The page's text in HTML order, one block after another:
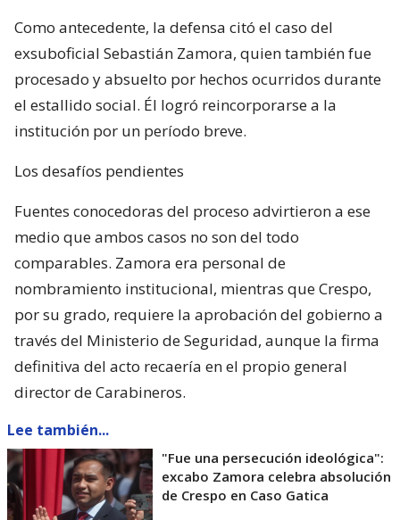
Como antecedente, la defensa citó el caso del
exsuboficial Sebastián Zamora, quien también fue
procesado y absuelto por hechos ocurridos durante
el estallido social. Él logró reincorporarse a la
institución por un período breve.
Los desafíos pendientes
Fuentes conocedoras del proceso advirtieron a ese
medio que ambos casos no son del todo
comparables. Zamora era personal de
nombramiento institucional, mientras que Crespo,
por su grado, requiere la aprobación del gobierno a
través del Ministerio de Seguridad, aunque la firma
definitiva del acto recaería en el propio general
director de Carabineros.
Lee también...
"Fue una persecución ideológica":
excabo Zamora celebra absolución
de Crespo en Caso Gatica